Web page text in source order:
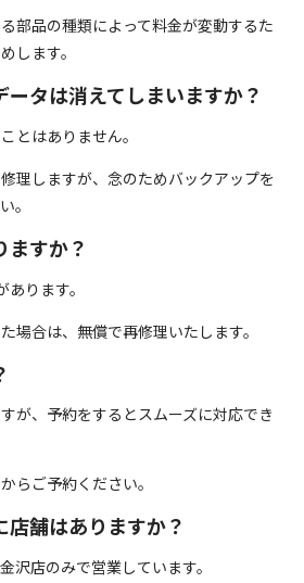
部品の種類によって料金が変動するた
します。
タは消えてしまいますか？
とはありません。
理しますが、念のためバックアップを
。
ますか？
ります。
場合は、無償で再修理いたします。
が、予約をするとスムーズに対応でき
らご予約ください。
舗はありますか？
沢店のみで営業しています。